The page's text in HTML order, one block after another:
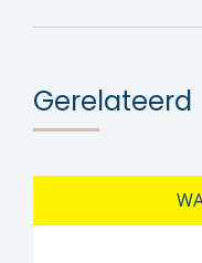
Gerelateerd